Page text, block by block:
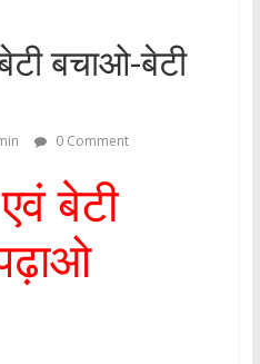
बचाओ-बेटी
0 Comment
बेटी